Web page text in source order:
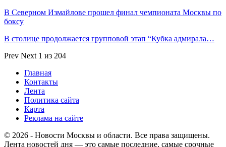
В Северном Измайлове прошел финал чемпионата Москвы по
боксу
В столице продолжается групповой этап “Кубка адмирала…
Prev Next 1 из 204
Главная
Контакты
Лента
Политика сайта
Карта
Реклама на сайте
© 2026 - Новости Москвы и области. Все права защищены.
Лента новостей дня — это самые последние, самые срочные